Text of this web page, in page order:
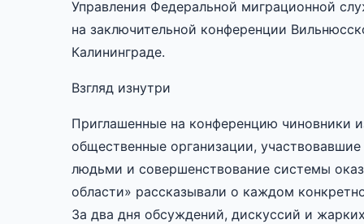
Управления Федеральной миграционной
на заключительной конференции
Калининграде.
Взгляд изнутри
Приглашенные на конференцию чиновники
общественные организации,
людьми и совершенствование системы
области» рассказывали о каждом
За два дня обсуждений, дискуссий и